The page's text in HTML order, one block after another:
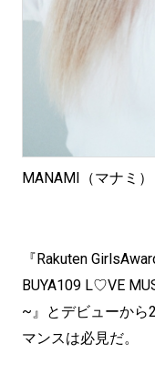
MANAMI（マナミ）
『Rakuten
BUYA109 L♡VE
~』とデビューから
マンスは必見だ。